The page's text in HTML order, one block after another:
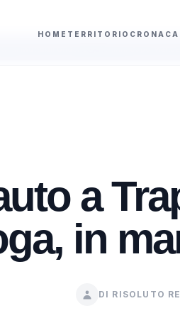
HOME TERRITORIO CRONACA
30 anni dopo Manuela Levorato
a
in
DI RISOLUTO